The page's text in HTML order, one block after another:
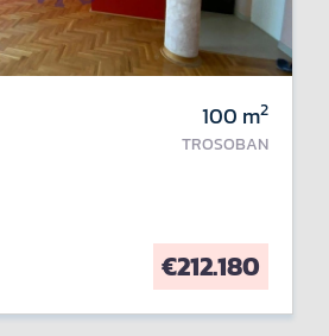
100 m2
TROSOBAN
€212.180